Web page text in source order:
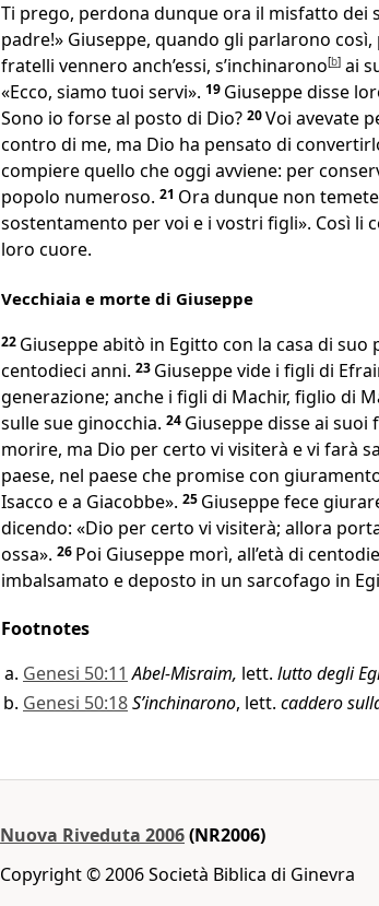
Ti prego, perdona dunque ora il misfatto dei
padre!» Giuseppe, quando gli parlarono così,
fratelli vennero anch’essi, s’inchinarono[b] ai
«Ecco, siamo tuoi servi». 19 Giuseppe disse
Sono io forse al posto di Dio? 20Voi avevate
contro di me, ma Dio ha pensato di
compiere quello che oggi avviene: per
popolo numeroso. 21 Ora dunque non
sostentamento per voi e i vostri figli». Così li
loro cuore.
Vecchiaia e morte di Giuseppe
22 Giuseppe abitò in Egitto con la casa di suo
centodieci anni. 23 Giuseppe vide i figli di
generazione; anche i figli di Machir, figlio di
sulle sue ginocchia. 24 Giuseppe disse ai suoi
morire, ma Dio per certo vi visiterà e vi farà
paese, nel paese che promise con
Isacco e a Giacobbe». 25 Giuseppe fece
dicendo: «Dio per certo vi visiterà; allora
ossa». 26 Poi Giuseppe morì, all’età di
imbalsamato e deposto in un sarcofago in
Footnotes
Genesi 50:11 Abel-Misraim, lett. lutto degli
Genesi 50:18S’inchinarono, lett. caddero
Nuova Riveduta 2006(NR2006)
Copyright © 2006 Società Biblica di Ginevra